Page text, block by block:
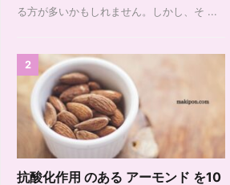
る方が多いかもしれません。しかし、そ ...
2
抗酸化作用 のある アーモンド を10